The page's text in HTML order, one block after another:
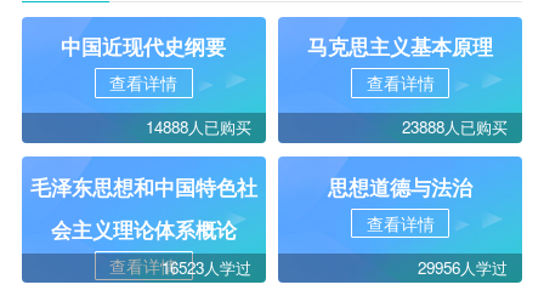
中国近现代史纲要
查看详情
14888人已购买
马克思主义基本原理
查看详情
23888人已购买
毛泽东思想和中国特色社
会主义理论体系概论
查看详情16523人学过
思想道德与法治
查看详情
29956人学过